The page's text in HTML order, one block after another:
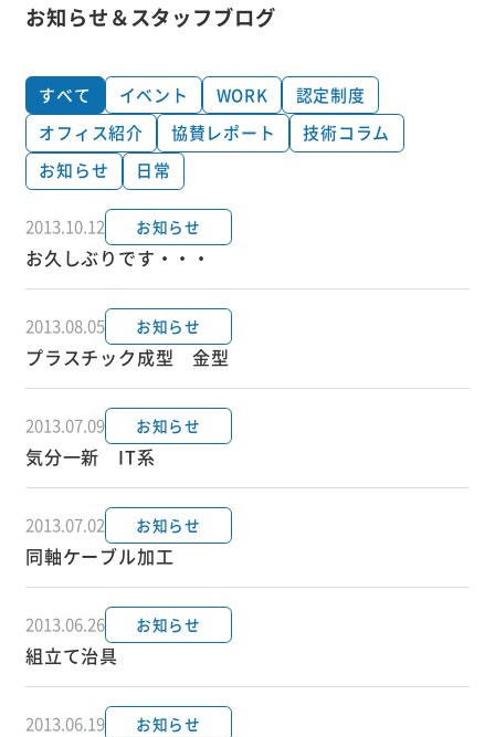
お知らせ＆スタッフブログ
すべて イベント WORK
認定制度
オフィス紹介
協賛レポート
技術コラム
お知らせ
日常
2013.10.12 お知らせ
お久しぶりです・・・
2013.08.05 お知らせ
プラスチック成型 金型
2013.07.09 お知らせ
気分一新 IT系
2013.07.02 お知らせ
同軸ケーブル加工
2013.06.26 お知らせ
組立て治具
2013.06.19 お知らせ